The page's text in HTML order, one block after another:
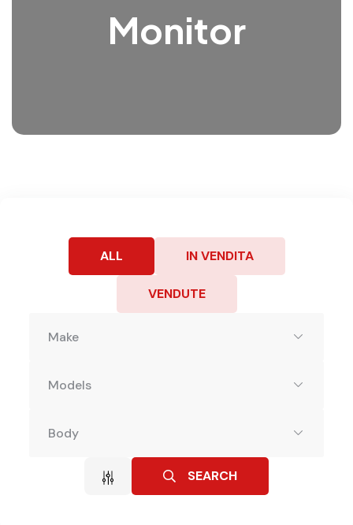
Monitor
ALL IN VENDITA
VENDUTE
Make
Models
Body
SEARCH